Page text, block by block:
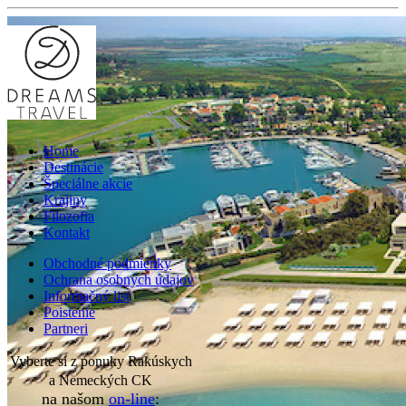
Home
Destinácie
Špeciálne akcie
Krajiny
Filozofia
Kontakt
Obchodné podmienky
Ochrana osobných údajov
Informačný list
Poistenie
Partneri
Vyberte si z ponuky Rakúskych
a Nemeckých CK
na našomon-line: